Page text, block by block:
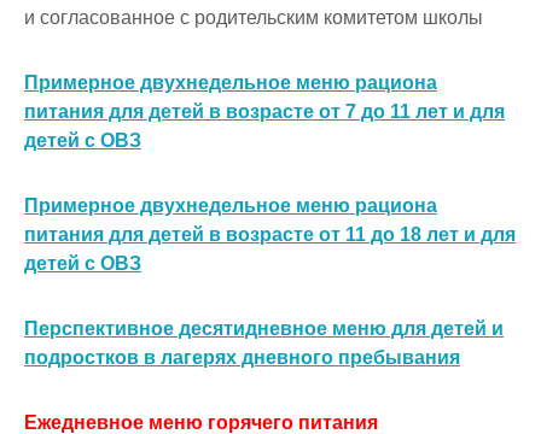
и согласованное с родительским комитетом школы
Примерное двухнедельное меню рациона
питания для детей в возрасте от 7 до 11 лет и для
детей с ОВЗ
Примерное двухнедельное меню рациона
питания для детей в возрасте от 11 до 18 лет и для
детей с ОВЗ
Перспективное десятидневное меню для детей и
подростков в лагерях дневного пребывания
Ежедневное меню горячего питания